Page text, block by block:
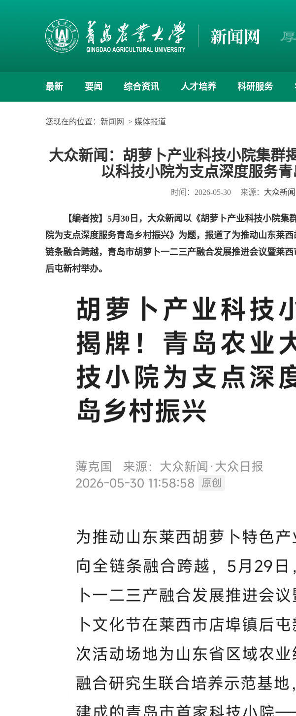
最新 要闻 综合资讯 人才培养 科研服务
您现在的位置： 新闻网 > 媒体报道
大众新闻：胡萝卜产业科技小院集群
以科技小院为支点深度服务
时间：2026-05-30 来源： 大众新闻
【编者按】5月30日，大众新闻以《胡萝卜产业科技小院集
院为支点深度服务青岛乡村振兴》为题，报道了为推动山东莱
链条融合跨越，青岛市胡萝卜一二三产融合发展推进会议暨莱
后屯新村举办。